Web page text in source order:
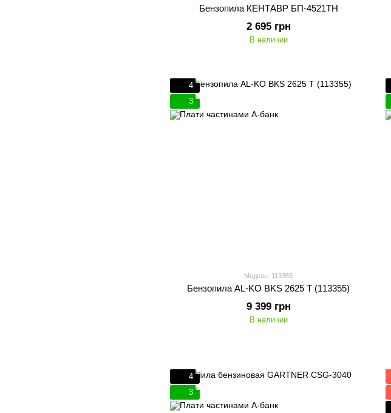
Бензопила КЕНТАВР БП-4521ТН
2 695 грн
В наличии
4
3
Модель: 113355
Бензопила AL-KO BKS 2625 Т (113355)
9 399 грн
В наличии
4
3